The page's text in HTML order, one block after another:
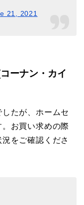
21, 2021
ーナン・カイ
たが、ホームセ
お買い求めの際
をご確認くださ